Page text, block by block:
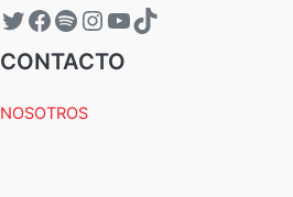
CONTACTO
NOSOTROS